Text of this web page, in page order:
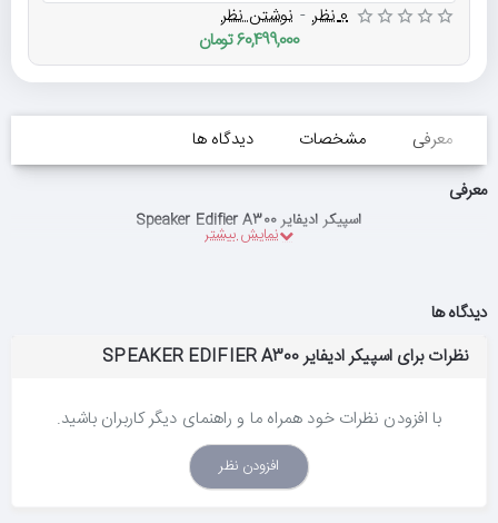
0 نظر - نوشتن نظر
60,499,000 تومان
معرفی مشخصات
دیدگاه ها
معرفی
اسپیکر ادیفایر Speaker Edifier A300
دیدگاه ها
نظرات برای اسپیکر ادیفایر SPEAKER EDIFIER A300
با افزودن نظرات خود همراه ما و راهنمای دیگر کاربران باشید.
افزودن نظر